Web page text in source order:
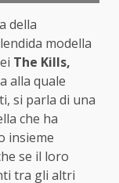
della
modella
The Kills,
alla quale
si parla di una
che ha
insieme
se il loro
tra gli altri